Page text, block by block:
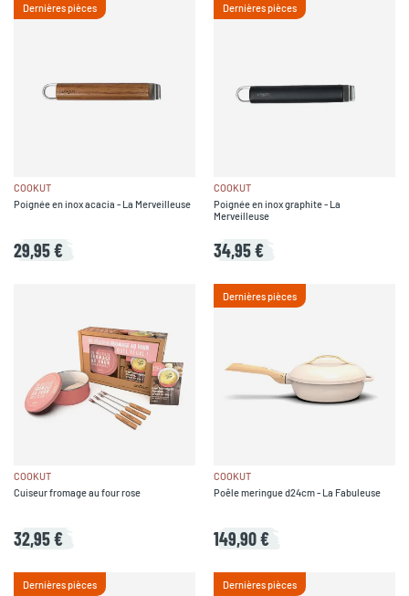
Dernières pièces
COOKUT
Poignée en inox acacia - La Merveilleuse
29,95 €
Dernières pièces
COOKUT
Poignée en inox graphite - La
Merveilleuse
34,95 €
COOKUT
Cuiseur fromage au four rose
32,95 €
Dernières pièces
COOKUT
Poêle meringue d24cm - La Fabuleuse
149,90 €
Dernières pièces Dernières pièces